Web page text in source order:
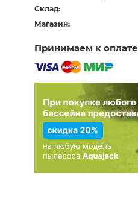
Склад:
Магазин:
Принимаем к оплате